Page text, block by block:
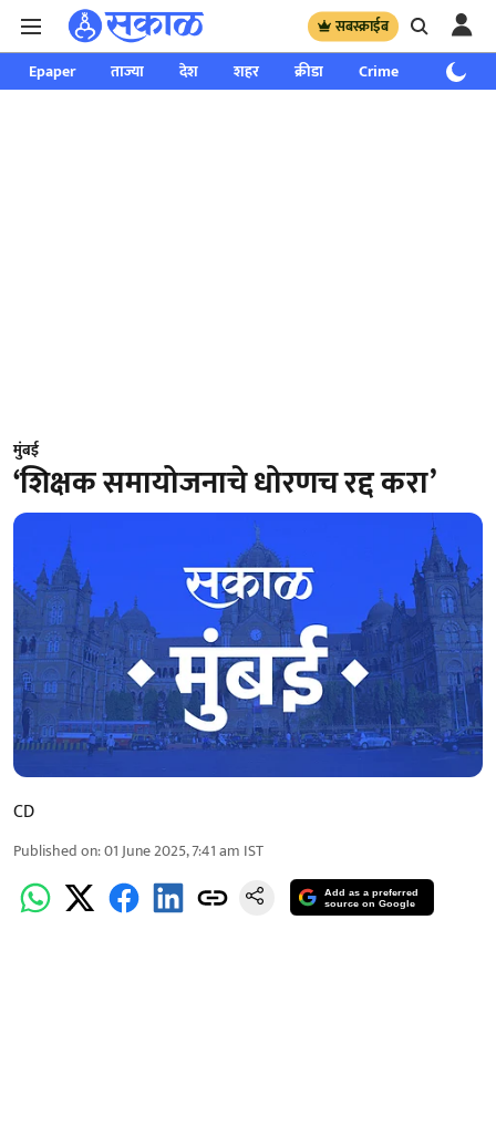
सबस्क्राईब
Epaper ताज्या देश शहर क्रीडा Crime साप्ताहिक
मुंबई
‘शिक्षक समायोजनाचे धोरणच रद्द करा’
CD
Published on:01 June 2025, 7:41 am IST
Add as a preferred
source on Google